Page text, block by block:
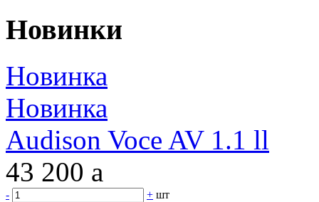
Новинки
Новинка
Новинка
Audison Voce AV 1.1 ll
43 200 a
- + шт